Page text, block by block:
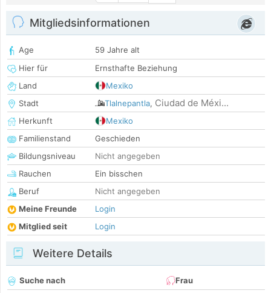
Mitgliedsinformationen
Age
59 Jahre alt
Hier für
Ernsthafte Beziehung
Land
Mexiko
Stadt
Tlalnepantla, Ciudad de Méxi...
Herkunft
Mexiko
Familienstand
Geschieden
Bildungsniveau
Nicht angegeben
Rauchen
Ein bisschen
Beruf
Nicht angegeben
Meine Freunde
Login
Mitglied seit
Login
Weitere Details
Suche nach
Frau